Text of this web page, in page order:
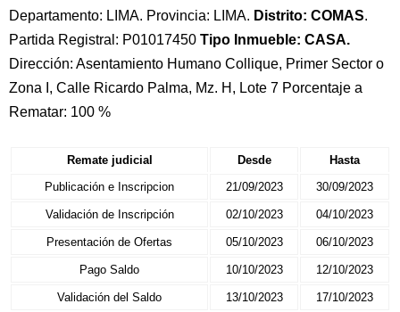
Departamento: LIMA. Provincia: LIMA. Distrito: COMAS.
Partida Registral: P01017450 Tipo Inmueble: CASA.
Dirección: Asentamiento Humano Collique, Primer Sector o
Zona I, Calle Ricardo Palma, Mz. H, Lote 7 Porcentaje a
Rematar: 100 %
Remate judicial Desde
Hasta
Publicación e Inscripcion
21/09/2023 30/09/2023
Validación de Inscripción 02/10/2023 04/10/2023
Presentación de Ofertas 05/10/2023 06/10/2023
Pago Saldo 10/10/2023 12/10/2023
Validación del Saldo 13/10/2023 17/10/2023